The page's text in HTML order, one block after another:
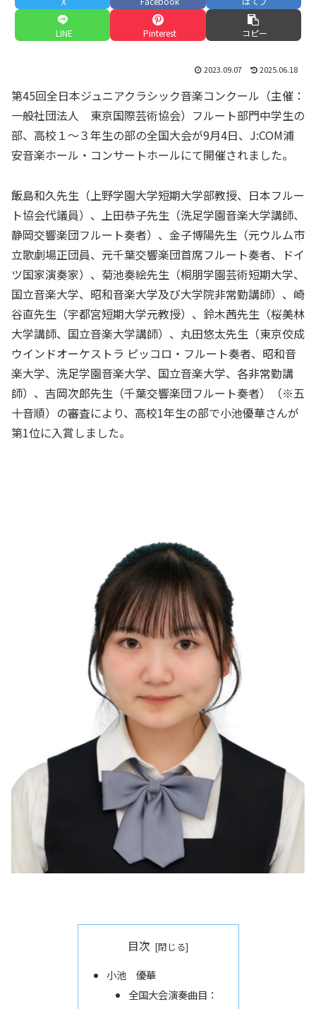
LINE Pinterest コピー
2023.09.07 2025.06.18
第45回全日本ジュニアクラシック音楽コンクール（主催：
一般社団法人 東京国際芸術協会）フルート部門中学生の
部、高校１～３年生の部の全国大会が9月4日、J:COM浦
安音楽ホール・コンサートホールにて開催されました。
飯島和久先生（上野学園大学短期大学部教授、日本フルー
ト協会代議員）、上田恭子先生（洗足学園音楽大学講師、
静岡交響楽団フルート奏者）、金子博陽先生（元ウルム市
立歌劇場正団員、元千葉交響楽団首席フルート奏者、ドイ
ツ国家演奏家）、菊池奏絵先生（桐朋学園芸術短期大学、
国立音楽大学、昭和音楽大学及び大学院非常勤講師）、崎
谷直先生（宇都宮短期大学元教授）、鈴木茜先生（桜美林
大学講師、国立音楽大学講師）、丸田悠太先生（東京佼成
ウインドオーケストラ ピッコロ・フルート奏者、昭和音
楽大学、洗足学園音楽大学、国立音楽大学、各非常勤講
師）、吉岡次郎先生（千葉交響楽団フルート奏者）（※五
十音順）の審査により、高校1年生の部で小池優華さんが
第1位に入賞しました。
目次
小池 優華
全国大会演奏曲目：